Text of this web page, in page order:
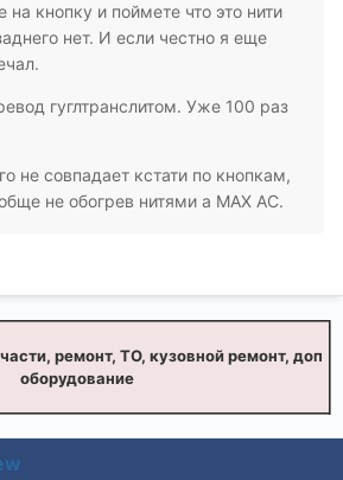
кнопку и поймете что это нити
нет. И если честно я еще
гуглтранслитом. Уже 100 раз
не совпадает кстати по кнопкам,
не обогрев нитями а MAX AC.
ремонт, ТО, кузовной ремонт, доп
оборудование